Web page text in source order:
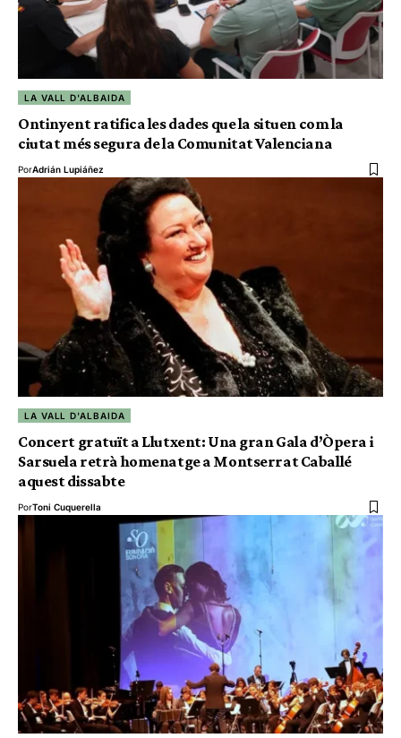
LA VALL D'ALBAIDA
Ontinyent ratifica les dades que la situen com la
ciutat més segura de la Comunitat Valenciana
PorAdrián Lupiáñez
LA VALL D'ALBAIDA
Concert gratuït a Llutxent: Una gran Gala d’Òpera i
Sarsuela retrà homenatge a Montserrat Caballé
aquest dissabte
PorToni Cuquerella